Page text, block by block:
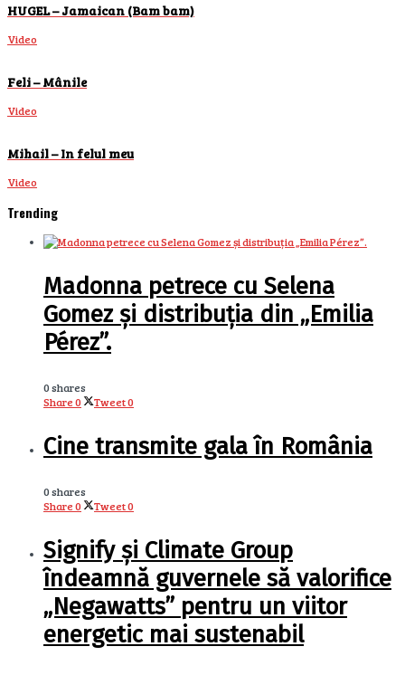
HUGEL – Jamaican (Bam bam)
Video
Feli – Mânile
Video
Mihail – In felul meu
Video
Trending
Madonna petrece cu Selena
Gomez și distribuția din „Emilia
Pérez”.
0 shares
Share0 Tweet0
Cine transmite gala în România
0 shares
Share0 Tweet0
Signify și Climate Group
îndeamnă guvernele să valorifice
„Negawatts” pentru un viitor
energetic mai sustenabil